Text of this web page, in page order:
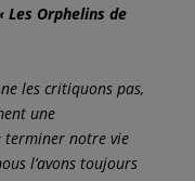
Les Orphelins de
les critiquons pas,
une
terminer notre vie
l’avons toujours